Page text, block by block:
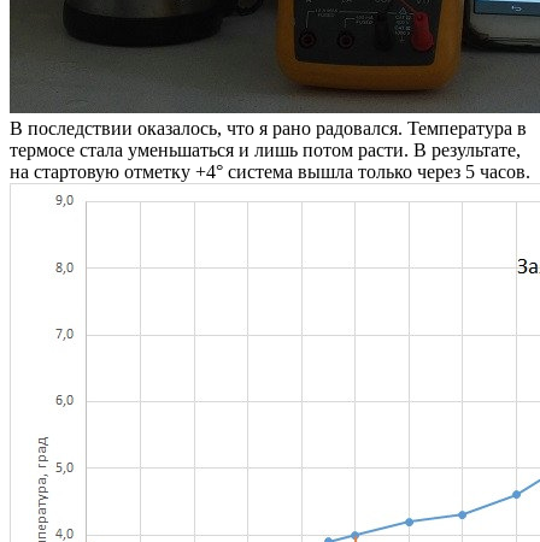
В последствии оказалось, что я рано радовался. Температура в
термосе стала уменьшаться и лишь потом расти. В результате,
на стартовую отметку +4° система вышла только через 5 часов.